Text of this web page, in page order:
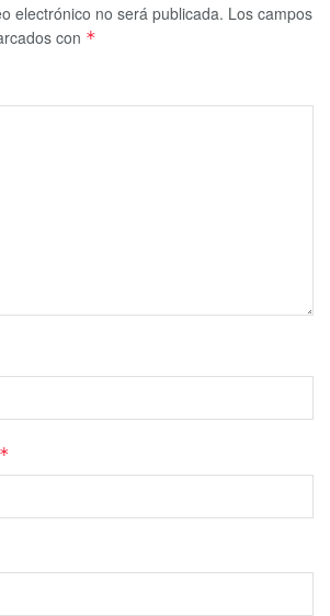
electrónico no será publicada. Los campos
con *
*